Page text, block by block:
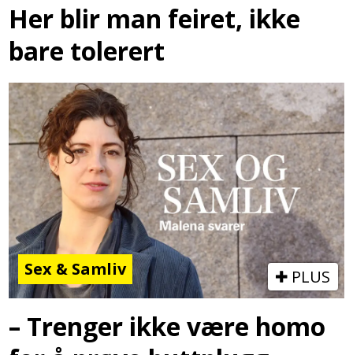
Her blir man feiret, ikke
bare tolerert
Sex & Samliv PLUS
– Trenger ikke være homo